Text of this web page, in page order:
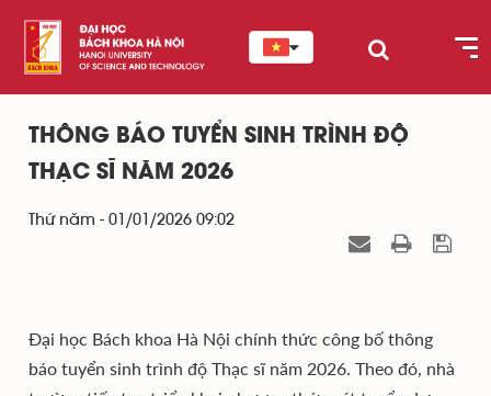
THÔNG BÁO TUYỂN SINH TRÌNH ĐỘ
THẠC SĨ NĂM 2026
Thứ năm - 01/01/2026 09:02
Đại học Bách khoa Hà Nội chính thức công bố thông
báo tuyển sinh trình độ Thạc sĩ năm 2026. Theo đó, nhà